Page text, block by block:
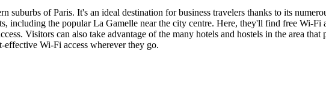
of Paris. It's an ideal destination for business travelers thanks to its
including the popular La Gamelle near the city centre. Here, they'll find free Wi-
Visitors can also take advantage of the many hotels and hostels in the area that
Wi-Fi access wherever they go.